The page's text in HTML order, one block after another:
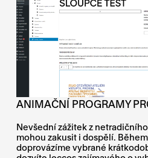
ANIMAČNÍ PROGRAMY
Nevšední zážitek z
mohou zakusit i dospělí.
doprovázíme vybrané